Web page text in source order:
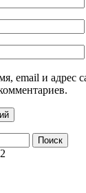
email и адрес